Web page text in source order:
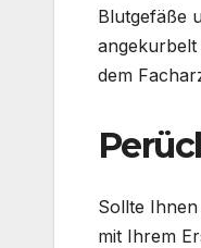
Blutgefäße
dem
Sollte
mit Ihrem